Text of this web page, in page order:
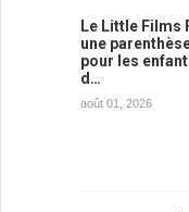
Le Little Films
une
pour les
d…
août 01, 2026